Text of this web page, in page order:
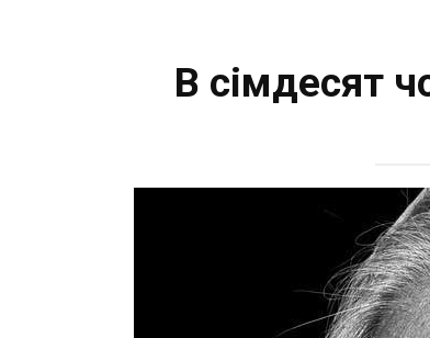
В сімдесят